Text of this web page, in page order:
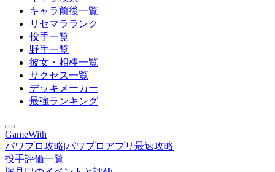
キャラ前後一覧
リセマラランク
投手一覧
野手一覧
彼女・相棒一覧
サクセス一覧
デッキメーカー
最強ランキング
GameWith
パワプロ攻略|パワプロアプリ最速攻略
投手評価一覧